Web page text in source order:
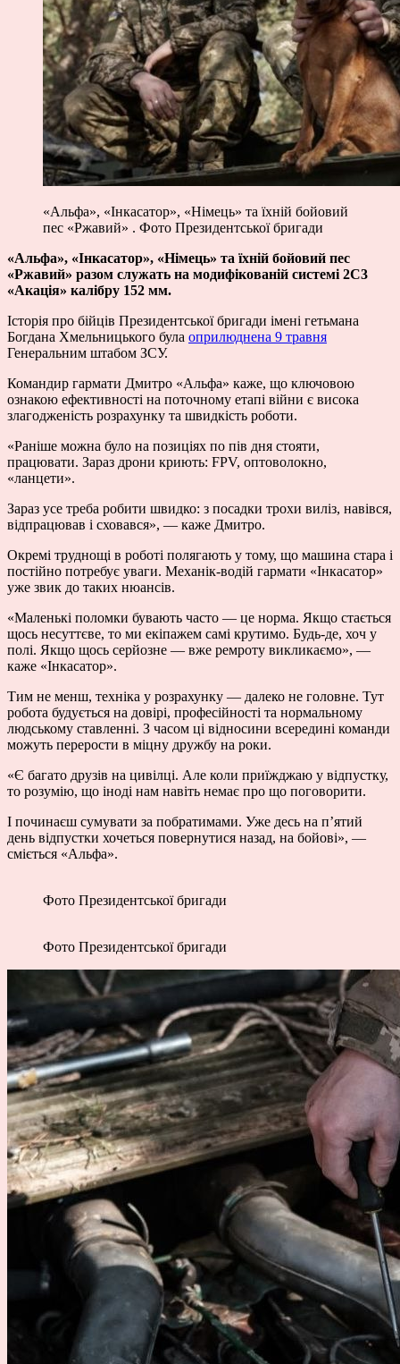
«Альфа», «Інкасатор», «Німець» та їхній бойовий
пес «Ржавий» . Фото Президентської бригади
«Альфа», «Інкасатор», «Німець» та їхній бойовий пес
«Ржавий» разом служать на модифікованій системі 2С3
«Акація» калібру 152 мм.
Історія про бійців Президентської бригади імені гетьмана
Богдана Хмельницького була оприлюднена 9 травня
Генеральним штабом ЗСУ.
Командир гармати Дмитро «Альфа» каже, що ключовою
ознакою ефективності на поточному етапі війни є висока
злагодженість розрахунку та швидкість роботи.
«Раніше можна було на позиціях по пів дня стояти,
працювати. Зараз дрони криють: FPV, оптоволокно,
«ланцети».
Зараз усе треба робити швидко: з посадки трохи виліз, навівся,
відпрацював і сховався», — каже Дмитро.
Окремі труднощі в роботі полягають у тому, що машина стара і
постійно потребує уваги. Механік-водій гармати «Інкасатор»
уже звик до таких нюансів.
«Маленькі поломки бувають часто — це норма. Якщо стається
щось несуттєве, то ми екіпажем самі крутимо. Будь-де, хоч у
полі. Якщо щось серйозне — вже ремроту викликаємо», —
каже «Інкасатор».
Тим не менш, техніка у розрахунку — далеко не головне. Тут
робота будується на довірі, професійності та нормальному
людському ставленні. З часом ці відносини всередині команди
можуть перерости в міцну дружбу на роки.
«Є багато друзів на цивілці. Але коли приїжджаю у відпустку,
то розумію, що іноді нам навіть немає про що поговорити.
І починаєш сумувати за побратимами. Уже десь на п’ятий
день відпустки хочеться повернутися назад, на бойові», —
сміється «Альфа».
Фото Президентської бригади
Фото Президентської бригади